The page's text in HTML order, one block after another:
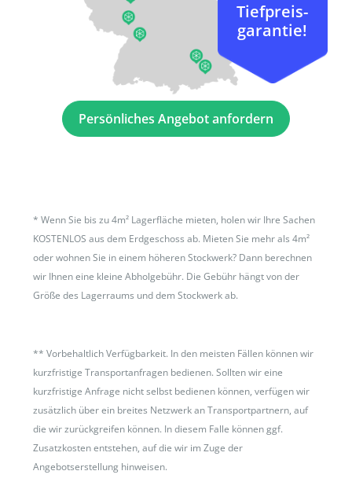
Persönliches Angebot anfordern
Tiefpreis-
garantie!
*Wenn Sie bis zu 4m² Lagerfläche mieten, holen wir Ihre Sachen
KOSTENLOS aus dem Erdgeschoss ab. Mieten Sie mehr als 4m²
oder wohnen Sie in einem höheren Stockwerk? Dann berechnen
wir Ihnen eine kleine Abholgebühr. Die Gebühr hängt von der
Größe des Lagerraums und dem Stockwerk ab.
**Vorbehaltlich Verfügbarkeit. In den meisten Fällen können wir
kurzfristige Transportanfragen bedienen. Sollten wir eine
kurzfristige Anfrage nicht selbst bedienen können, verfügen wir
zusätzlich über ein breites Netzwerk an Transportpartnern, auf
die wir zurückgreifen können. In diesem Falle können ggf.
Zusatzkosten entstehen, auf die wir im Zuge der
Angebotserstellung hinweisen.